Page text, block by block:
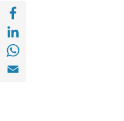
Compartir en